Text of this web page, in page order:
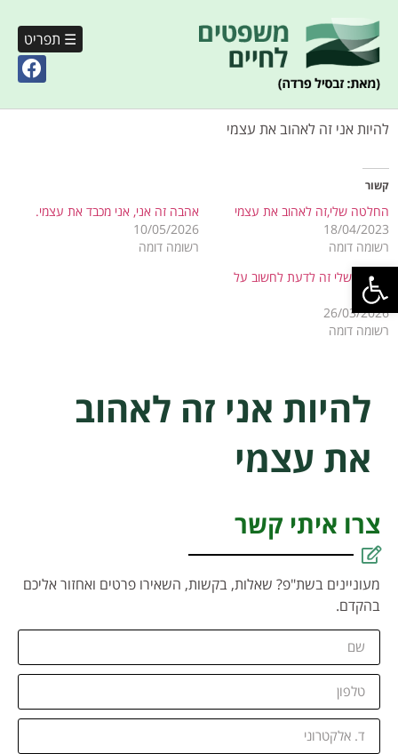
פתח סרגל נגישות
☰ תפריט
להיות אני זה לאהוב את עצמי
קשור
החלטה שלי,זה לאהוב את עצמי
18/04/2023
רשומה דומה
אהבה זה אני, אני מכבד את עצמי.
10/05/2026
רשומה דומה
להיות בשלי זה לדעת לחשוב על
עצמי.
26/03/2026
רשומה דומה
להיות אני זה לאהוב
את עצמי
צרו איתי קשר
מעוניינים בשת"פ? שאלות, בקשות, השאירו פרטים ואחזור אליכם
בהקדם.